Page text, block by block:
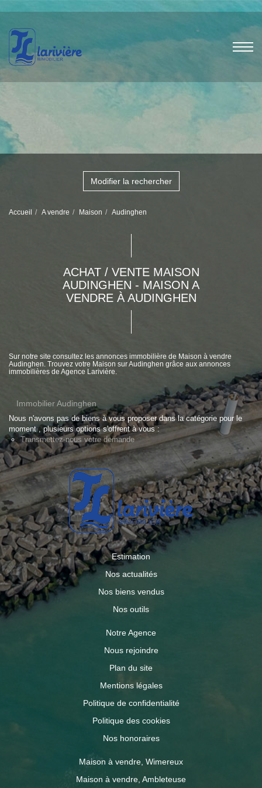
Modifier la rechercher
Accueil A vendre Maison Audinghen
ACHAT / VENTE MAISON
AUDINGHEN - MAISON A
VENDRE À AUDINGHEN
Sur notre site consultez les annonces immobilière de Maison à vendre
Audinghen. Trouvez votre Maison sur Audinghen grâce aux annonces
immobilières de Agence Larivière.
Immobilier Audinghen
Nous n'avons pas de biens à vous proposer dans la catégorie pour le
moment , plusieurs options s'offrent à vous :
Transmettez-nous votre demande
Estimation
Nos actualités
Nos biens vendus
Nos outils
Notre Agence
Nous rejoindre
Plan du site
Mentions légales
Politique de confidentialité
Politique des cookies
Nos honoraires
Maison à vendre, Wimereux
Maison à vendre, Ambleteuse